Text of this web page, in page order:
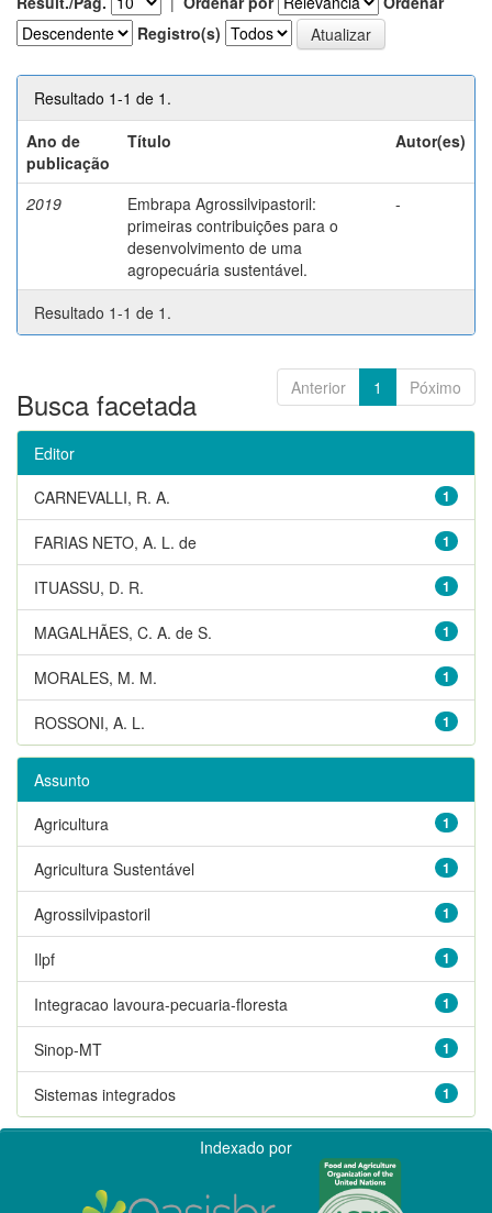
Registro(s)
Resultado 1-1 de 1.
Ano de
publicação
Título Autor(es)
2019
Embrapa Agrossilvipastoril:
primeiras contribuições para o
desenvolvimento de uma
agropecuária sustentável.
-
Resultado 1-1 de 1.
Anterior 1 Póximo
Busca facetada
Editor
1
CARNEVALLI, R. A.
1
FARIAS NETO, A. L. de
1
ITUASSU, D. R.
1
MAGALHÃES, C. A. de S.
1
MORALES, M. M.
1
ROSSONI, A. L.
Assunto
1
Agricultura
1
Agricultura Sustentável
1
Agrossilvipastoril
1
Ilpf
1
Integracao lavoura-pecuaria-floresta
1
Sinop-MT
1
Sistemas integrados
Indexado por